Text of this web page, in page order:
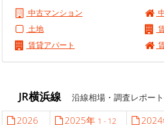
中古マンション
土地
賃貸アパート
JR横浜線沿線相場・調査レポート
2026
2025年 1 - 12